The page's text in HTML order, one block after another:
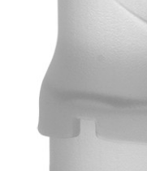
Избранное
История просмотров
Способы доставки